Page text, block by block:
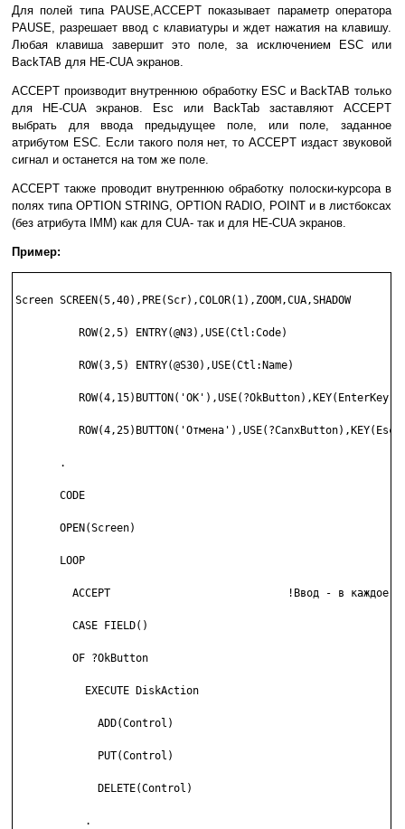
Для полей типа PAUSE,ACCEPT показывает параметр оператора
PAUSE, разрешает ввод с клавиатуры и ждет нажатия на клавишу.
Любая клавиша завершит это поле, за исключением ESC или
BackTAB для НЕ-CUA экранов.
ACCEPT производит внутреннюю обработку ESC и BackTAB только
для НЕ-CUA экранов. Esc или BackTab заставляют ACCEPT
выбрать для ввода предыдущее поле, или поле, заданное
атрибутом ESC. Если такого поля нет, то ACCEPT издаст звуковой
сигнал и останется на том же поле.
ACCEPT также проводит внутреннюю обработку полоски-курсора в
полях типа OPTION STRING, OPTION RADIO, POINT и в листбоксах
(без атрибута IMM) как для CUA- так и для НЕ-CUA экранов.
Пример:
Screen SCREEN(5,40),PRE(Scr),COLOR(1),ZOOM,CUA,SHADOW
          ROW(2,5) ENTRY(@N3),USE(Ctl:Code)
          ROW(3,5) ENTRY(@S30),USE(Ctl:Name)
          ROW(4,15)BUTTON('OK'),USE(?OkButton),KEY(EnterKey)
       .
       CODE
       OPEN(Screen)
       LOOP
ACCEPT                            !Ввод - в каждое
         CASE FIELD()
         OF ?OkButton
           EXECUTE DiskAction
             ADD(Control)
             PUT(Control)
             DELETE(Control)
           .